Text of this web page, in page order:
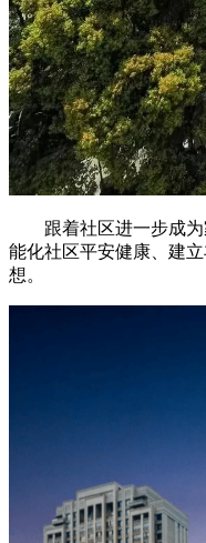
跟着社区进一步成为
能化社区平安健康、建
想。